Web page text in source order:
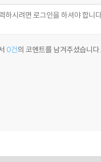
0건의 코멘트를 남겨주셨습니다.